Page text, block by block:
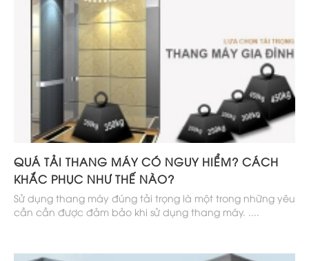
QUÁ TẢI THANG MÁY CÓ NGUY HIỂM? CÁCH
KHẮC PHỤC NHƯ THẾ NÀO?
Sử dụng thang máy đúng tải trọng là một trong những yêu
cần cần được đảm bảo khi sử dụng thang máy. ....